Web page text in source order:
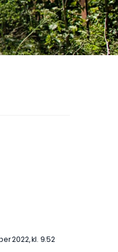
2022, kl. 9.52